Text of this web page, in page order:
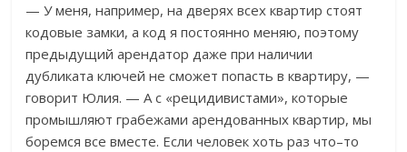
— У меня, например, на дверях всех квартир стоят
кодовые замки, а код я постоянно меняю, поэтому
предыдущий арендатор даже при наличии
дубликата ключей не сможет попасть в квартиру, —
говорит Юлия. — А с «рецидивистами», которые
промышляют грабежами арендованных квартир, мы
боремся все вместе. Если человек хоть раз что–то